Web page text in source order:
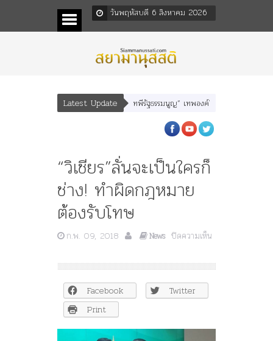
วันพฤหัสบดี 6 สิงหาคม 2026
Latest Update
ลพยุหเสนา” “อรุณเทพบุตร” และ “เทพีรัฐธรรมนูญ” เทพองค์ใหม่ใน “ศิลปะคณะราษฎร”
“วิเชียร”ลั่นจะเป็นใครก็
ช่าง! ทำผิดกฎหมาย
ต้องรับโทษ
ก.พ. 09, 2018 News ปิดความเห็น
“วิเชียร”ลั่น
จะ
เป็น
ใคร
ช่าง!
ทำ
Facebook
Twitter
Print